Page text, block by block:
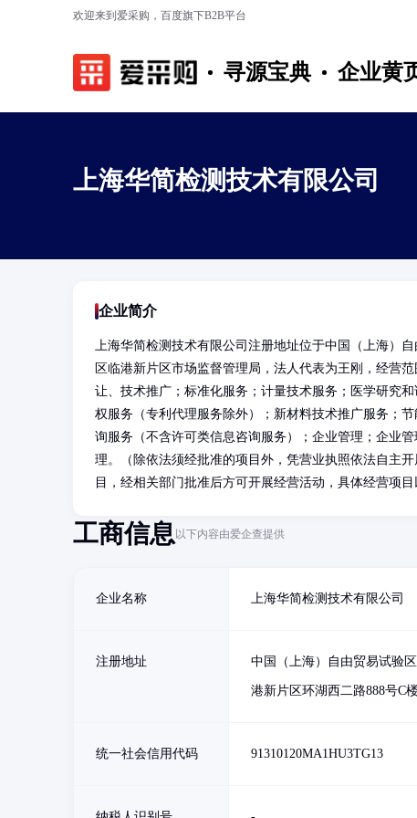
欢迎来到爱采购，百度旗下B2B平台
寻源宝典 企业黄
上海华简检测技术有限公司
企业简介
上海华简检测技术有限公司注册地址位于中国（上海）
区临港新片区市场监督管理局，法人代表为王刚，经营
让、技术推广；标准化服务；计量技术服务；医学研究
权服务（专利代理服务除外）；新材料技术推广服务；
询服务（不含许可类信息咨询服务）；企业管理；企业
理。（除依法须经批准的项目外，凭营业执照依法自主
目，经相关部门批准后方可开展经营活动，具体经营项
工商信息以下内容由爱企查提供
企业名称 上海华简检测技术有限公司
注册地址 中国（上海）自由贸易试验
港新片区环湖西二路888号C
统一社会信用代码 91310120MA1HU3TG13